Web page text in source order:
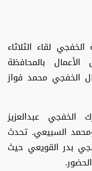
لقاء الثلاثاء
بالمحافظة
الخفجي محمد فواز
عبدالعزيز
السبيعي. تحدث
بدر القويعي حيث